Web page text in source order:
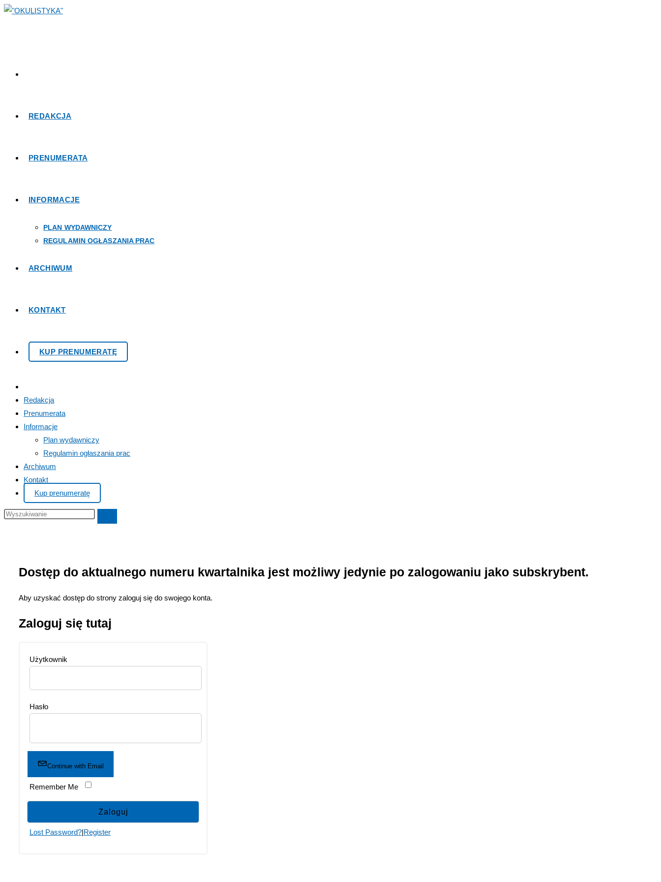
REDAKCJA
PRENUMERATA
INFORMACJE
PLAN WYDAWNICZY
REGULAMIN OGŁASZANIA PRAC
ARCHIWUM
KONTAKT
KUP PRENUMERATĘ
Redakcja
Prenumerata
Informacje
Plan wydawniczy
Regulamin ogłaszania prac
Archiwum
Kontakt
Kup prenumeratę
Dostęp do aktualnego numeru kwartalnika jest możliwy jedynie po zalogowaniu jako subskrybent.
Aby uzyskać dostęp do strony zaloguj się do swojego konta.
Zaloguj się tutaj
Użytkownik
Hasło
Continue with Email
Remember Me
Lost Password?|Register